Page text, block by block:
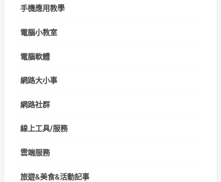
手機應用教學
電腦小教室
電腦軟體
網路大小事
網路社群
線上工具/服務
雲端服務
旅遊&美食&活動記事